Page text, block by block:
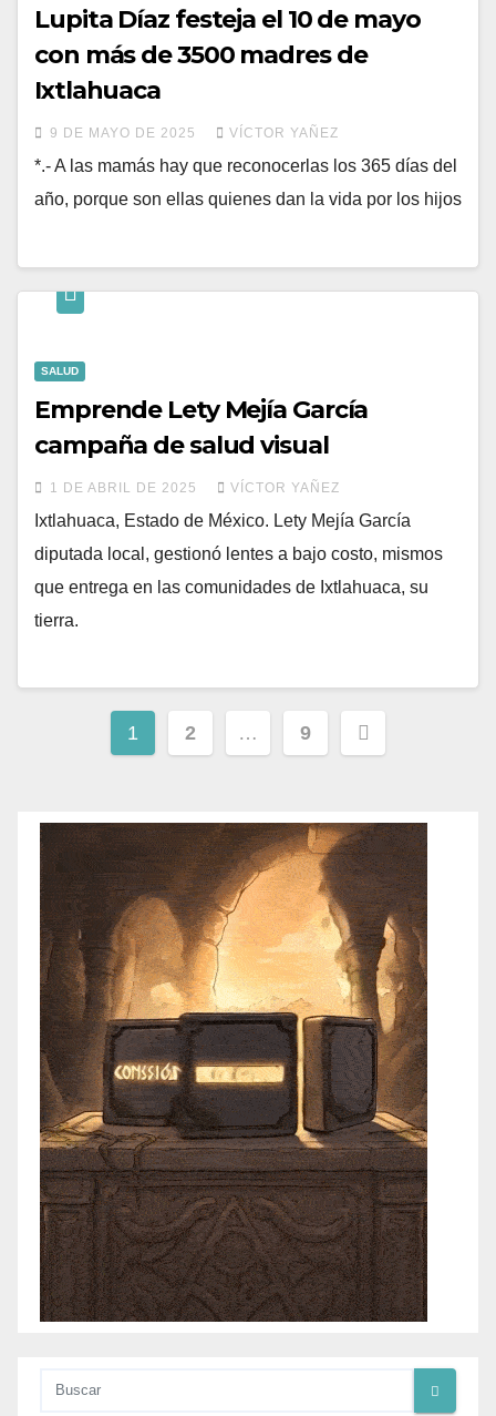
Lupita Díaz festeja el 10 de mayo
con más de 3500 madres de
Ixtlahuaca
9 DE MAYO DE 2025 VÍCTOR YAÑEZ
*.- A las mamás hay que reconocerlas los 365 días del
año, porque son ellas quienes dan la vida por los hijos
SALUD
Emprende Lety Mejía García
campaña de salud visual
1 DE ABRIL DE 2025 VÍCTOR YAÑEZ
Ixtlahuaca, Estado de México. Lety Mejía García
diputada local, gestionó lentes a bajo costo, mismos
que entrega en las comunidades de Ixtlahuaca, su
tierra.
1 2 … 9